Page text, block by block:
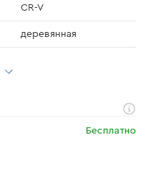
CR-V
деревянная
Бесплатно